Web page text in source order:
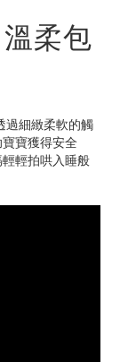
柔包
過細緻柔軟的觸
寶獲得安全
輕拍哄入睡般